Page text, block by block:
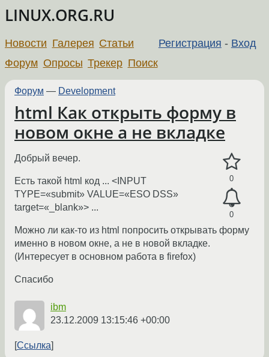
LINUX.ORG.RU
Регистрация - Вход
Новости Галерея Статьи
Форум Опросы Трекер Поиск
Форум — Development
html Как открыть форму в
новом окне а не вкладке
0
0
Добрый вечер.
Есть такой html код ... <INPUT
TYPE=«submit» VALUE=«ESO DSS»
target=«_blank»> ...
Можно ли как-то из html попросить открывать форму
именно в новом окне, а не в новой вкладке.
(Интересует в основном работа в firefox)
Спасибо
ibm
23.12.2009 13:15:46 +00:00
Ссылка